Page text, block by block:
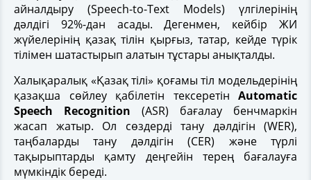
айналдыру (Speech-to-Text Models) үлгілерінің
дәлдігі 92%-дан асады. Дегенмен, кейбір ЖИ
жүйелерінің қазақ тілін қырғыз, татар, кейде түрік
тілімен шатастырып алатын тұстары анықталды.
Халықаралық «Қазақ тілі» қоғамы тіл модельдерінің
қазақша сөйлеу қабілетін тексеретін Automatic
Speech Recognition (ASR) бағалау бенчмаркін
жасап жатыр. Ол сөздерді тану дәлдігін (WER),
таңбаларды тану дәлдігін (CER) және түрлі
тақырыптарды қамту деңгейін терең бағалауға
мүмкіндік береді.